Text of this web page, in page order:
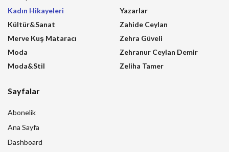
Kadın Hikayeleri
Kültür&Sanat
Merve Kuş Mataracı
Moda
Moda&Stil
Yazarlar
Zahide Ceylan
Zehra Güveli
Zehranur Ceylan Demir
Zeliha Tamer
Sayfalar
Abonelik
Ana Sayfa
Dashboard